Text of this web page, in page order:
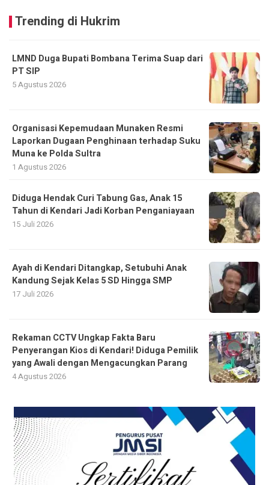
Trending di Hukrim
LMND Duga Bupati Bombana Terima Suap dari
PT SIP
5 Agustus 2026
Organisasi Kepemudaan Munaken Resmi
Laporkan Dugaan Penghinaan terhadap Suku
Muna ke Polda Sultra
1 Agustus 2026
Diduga Hendak Curi Tabung Gas, Anak 15
Tahun di Kendari Jadi Korban Penganiayaan
15 Juli 2026
Ayah di Kendari Ditangkap, Setubuhi Anak
Kandung Sejak Kelas 5 SD Hingga SMP
17 Juli 2026
Rekaman CCTV Ungkap Fakta Baru
Penyerangan Kios di Kendari! Diduga Pemilik
yang Awali dengan Mengacungkan Parang
4 Agustus 2026